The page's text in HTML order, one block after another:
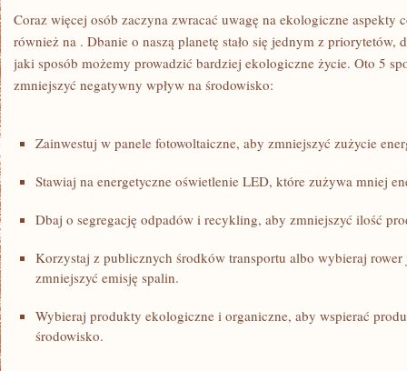
Coraz ​więcej osób zaczyna zwracać ⁤uwagę na ekologiczne​ aspekty
również na . ‍Dbanie‍ o naszą planetę stało ‍się ⁢jednym z⁢ priorytetów,
jaki ⁣sposób⁣ możemy prowadzić bardziej ​ekologiczne życie. Oto 5​
zmniejszyć negatywny‌ wpływ ‍na środowisko:
Zainwestuj w panele fotowoltaiczne, ⁣aby zmniejszyć zużycie
Stawiaj na ‌energetyczne oświetlenie‌ LED, które⁢ zużywa mniej
Dbaj o segregację odpadów i ⁤recykling, ⁣aby​ zmniejszyć ilość​
Korzystaj​ z publicznych środków ⁢transportu albo ‍wybieraj
zmniejszyć emisję spalin.
Wybieraj ‍produkty ekologiczne i organiczne, aby ‍wspierać
środowisko.